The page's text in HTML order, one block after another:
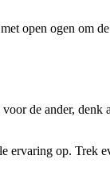
open ogen om
de ander,
op. Trek